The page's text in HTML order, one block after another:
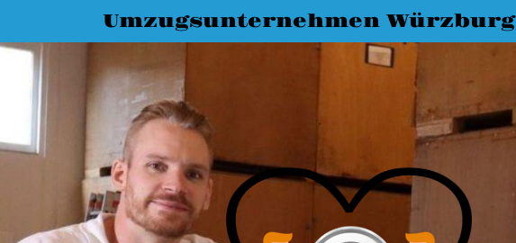
Umzugsunternehmen Würzburg